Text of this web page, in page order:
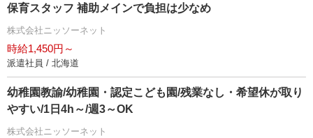
保育スタッフ 補助メインで負担は少なめ
株式会社ニッソーネット
時給1,450円～
派遣社員 / 北海道
幼稚園教諭/幼稚園・認定こども園/残業なし・希望休が取り
すい/1日4h～/週3～OK
株式会社ニッソーネット